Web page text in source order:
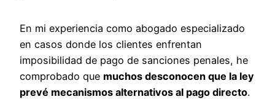
En mi experiencia como abogado especializado
en casos donde los clientes enfrentan
imposibilidad de pago de sanciones penales, he
comprobado que muchos desconocen que la ley
prevé mecanismos alternativos al pago directo.